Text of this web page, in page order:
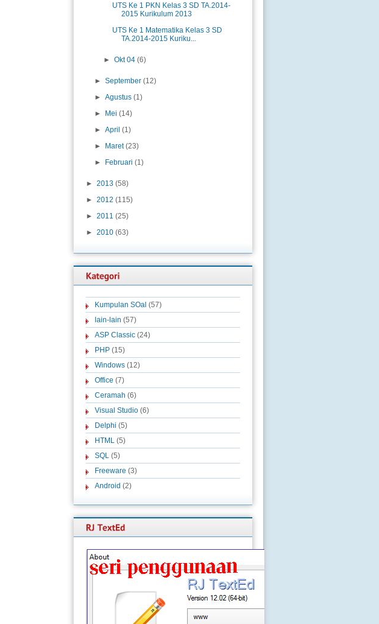
UTS Ke 1 PKN Kelas 3 SD TA.2014-
2015 Kurikulum 2013
UTS Ke 1 Matematika Kelas 3 SD
TA.2014-2015 Kuriku...
► Okt 04 (6)
►September (12)
►Agustus (1)
►
Mei (14)
►April (1)
►
Maret (23)
►
Februari (1)
► 2013 (58)
► 2012 (115)
► 2011 (25)
► 2010 (63)
Kumpulan SOal (57)
lain-lain (57)
ASP Classic (24)
PHP (15)
Windows (12)
Office (7)
Ceramah (6)
Visual Studio (6)
Delphi (5)
HTML (5)
SQL (5)
Freeware (3)
Android (2)